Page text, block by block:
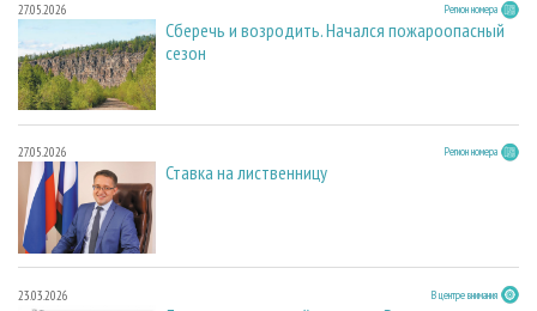
27.05.2026 Регион номера
Сберечь и возродить. Начался пожароопасный
сезон
27.05.2026 Регион номера
Ставка на лиственницу
23.03.2026 В центре внимания